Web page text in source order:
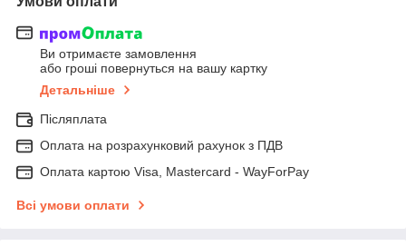
Ви отримаєте замовлення
або гроші повернуться на вашу картку
Детальніше
Післяплата
Оплата на розрахунковий рахунок з ПДВ
Оплата картою Visa, Mastercard - WayForPay
Всі умови оплати